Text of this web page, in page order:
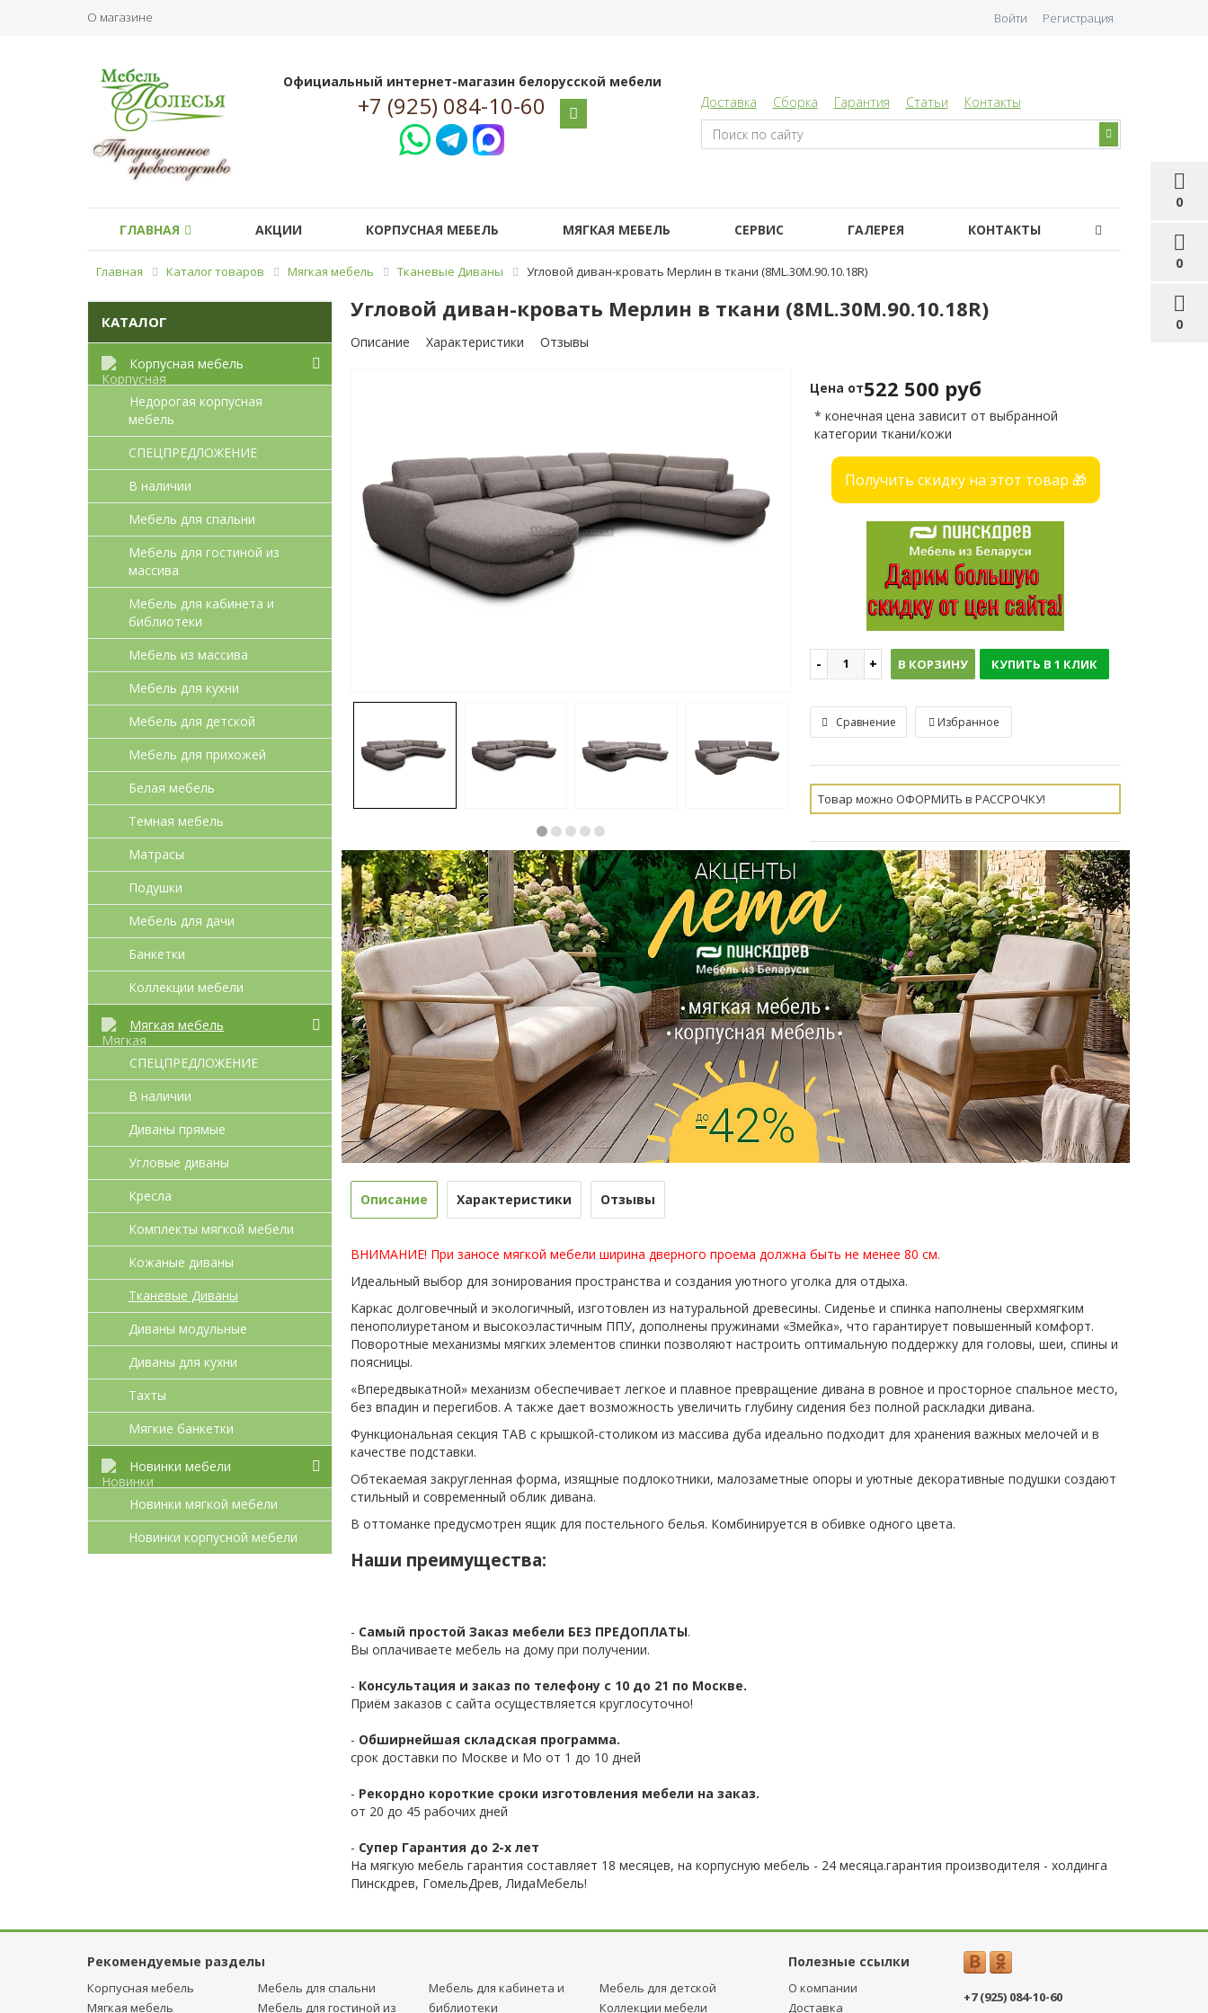
О магазине
0
0
0
Войти Регистрация
Официальный интернет-магазин белорусской мебели
+7 (925) 084-10-60 Доставка Сборка Гарантия Статьи Контакты
ГЛАВНАЯ АКЦИИ КОРПУСНАЯ МЕБЕЛЬ МЯГКАЯ МЕБЕЛЬ СЕРВИС ГАЛЕРЕЯ КОНТАКТЫ
Главная Каталог товаров Мягкая мебель Тканевые Диваны Угловой диван-кровать Мерлин в ткани (8ML.30M.90.10.18R)
КАТАЛОГ
Корпусная мебель
Недорогая корпусная
мебель
СПЕЦПРЕДЛОЖЕНИЕ
В наличии
Мебель для спальни
Мебель для гостиной из
массива
Мебель для кабинета и
библиотеки
Мебель из массива
Мебель для кухни
Мебель для детcкой
Мебель для прихожей
Белая мебель
Темная мебель
Матрасы
Подушки
Мебель для дачи
Банкетки
Коллекции мебели
Мягкая мебель
СПЕЦПРЕДЛОЖЕНИЕ
В наличии
Диваны прямые
Угловые диваны
Кресла
Комплекты мягкой мебели
Кожаные диваны
Тканевые Диваны
Диваны модульные
Диваны для кухни
Тахты
Мягкие банкетки
Новинки мебели
Новинки мягкой мебели
Новинки корпусной мебели
Угловой диван-кровать Мерлин в ткани (8ML.30M.90.10.18R)
Описание Характеристики Отзывы
Цена от522 500 руб
* конечная цена зависит от выбранной
категории ткани/кожи
Получить скидку на этот товар 🎁
В КОРЗИНУ КУПИТЬ В 1 КЛИК
Сравнение Избранное
Товар можно ОФОРМИТЬ в РАССРОЧКУ!
Описание Характеристики Отзывы
ВНИМАНИЕ! При заносе мягкой мебели ширина дверного проема должна быть не менее 80 см.
Идеальный выбор для зонирования пространства и создания уютного уголка для отдыха.
Каркас долговечный и экологичный, изготовлен из натуральной древесины. Сиденье и спинка наполнены сверхмягким
пенополиуретаном и высокоэластичным ППУ, дополнены пружинами «Змейка», что гарантирует повышенный комфорт.
Поворотные механизмы мягких элементов спинки позволяют настроить оптимальную поддержку для головы, шеи, спины и
поясницы.
«Впередвыкатной» механизм обеспечивает легкое и плавное превращение дивана в ровное и просторное спальное место,
без впадин и перегибов. А также дает возможность увеличить глубину сидения без полной раскладки дивана.
Функциональная секция TAB с крышкой-столиком из массива дуба идеально подходит для хранения важных мелочей и в
качестве подставки.
Обтекаемая закругленная форма, изящные подлокотники, малозаметные опоры и уютные декоративные подушки создают
стильный и современный облик дивана.
В оттоманке предусмотрен ящик для постельного белья. Комбинируется в обивке одного цвета.
Наши преимущества:
- Самый простой Заказ мебели БЕЗ ПРЕДОПЛАТЫ.
Вы оплачиваете мебель на дому при получении.
- Консультация и заказ по телефону с 10 до 21 по Москве.
Приём заказов с сайта осуществляется круглосуточно!
- Обширнейшая складская программа.
срок доставки по Москве и Мо от 1 до 10 дней
- Рекордно короткие сроки изготовления мебели на заказ.
от 20 до 45 рабочих дней
- Супер Гарантия до 2-х лет
На мягкую мебель гарантия составляет 18 месяцев, на корпусную мебель - 24 месяца.гарантия производителя - холдинга
Пинскдрев, ГомельДрев, ЛидаМебель!
Рекомендуемые разделы Полезные ссылки
Корпусная мебель
Мягкая мебель
Мебель для спальни
Мебель для гостиной из
Мебель для кабинета и
библиотеки
Мебель для детcкой
Коллекции мебели
О компании
Доставка
+7 (925) 084-10-60